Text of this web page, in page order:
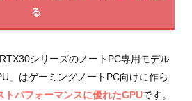
る
シリーズのノートPC専用モデル
」はゲーミングノートPC向けに作ら
トパフォーマンスに優れたGPUです。